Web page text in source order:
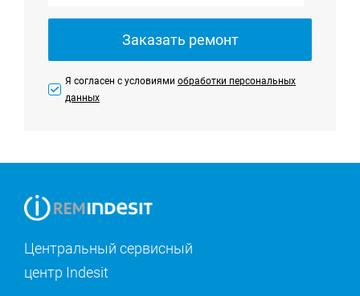
Заказать ремонт
Я согласен с условиями обработки персональных
данных
Центральный сервисный
центр Indesit